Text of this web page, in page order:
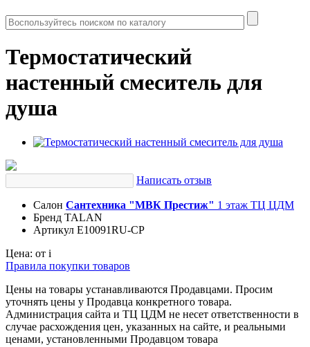
Термостатический
настенный смеситель для
душа
Написать отзыв
Салон Сантехника "МВК Престиж" 1 этаж ТЦ ЦДМ
Бренд TALAN
Артикул E10091RU-CP
Цена: от i
Правила покупки товаров
Цены на товары устанавливаются Продавцами. Просим
уточнять цены у Продавца конкретного товара.
Администрация сайта и ТЦ ЦДМ не несет ответственности в
случае расхождения цен, указанных на сайте, и реальными
ценами, установленными Продавцом товара